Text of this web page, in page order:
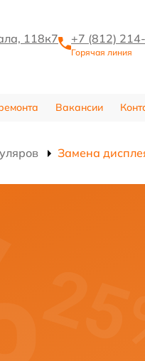
118к7 +7 (812)
Горячая линия
Вакансии
Замена